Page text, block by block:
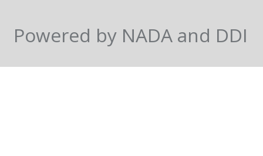
Powered by NADA and DDI